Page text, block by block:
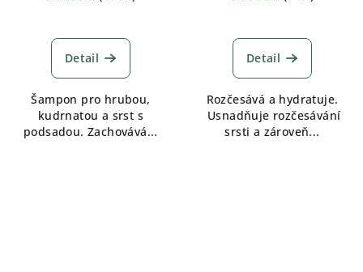
Detail
Šampon pro hrubou,
kudrnatou a srst s
podsadou. Zachovává...
hodnocení
produktu
z
5
hvězdiček.
Detail
Rozčesává a hydratuje.
Usnadňuje rozčesávání
srsti a zároveň...